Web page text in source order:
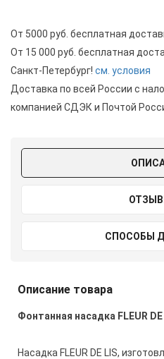
От 5000 руб. бесплатная
От 15 000 руб. бесплатная
Санкт-Петербург! см. условия
Доставка по всей России с
компанией СДЭК и Почтой
СПОСОБЫ
Описание товара
Фонтанная насадка FLEUR DE
Насадка FLEUR DE LIS,